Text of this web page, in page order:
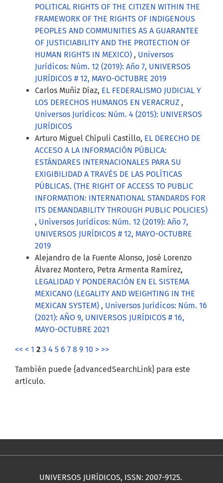
POLITICAL RIGHTS OF THE CITIZEN WITHIN THE
FRAMEWORK OF THE RIGHTS OF INDIGENOUS
PEOPLES AND COMMUNITIES AS A GUARANTEE
OF JUSTICIABILITY AND THE PROTECTION OF
HUMAN RIGHTS IN MEXICO) , Universos
Jurídicos: Núm. 12 (2019): Año 7, UNIVERSOS
JURÍDICOS # 12, MAYO-OCTUBRE 2019
Carlos Muñiz Díaz, EL FEDERALISMO JUDICIAL Y
LOS DERECHOS HUMANOS EN VERACRUZ ,
Universos Jurídicos: Núm. 4 (2015): UNIVERSOS
JURÍDICOS
Arturo Miguel Chípuli Castillo, EL DERECHO DE
ACCESO A LA INFORMACIÓN PÚBLICA:
ESTÁNDARES INTERNACIONALES PARA SU
EXIGIBILIDAD A TRAVÉS DE LAS POLÍTICAS
PÚBLICAS. (THE RIGHT OF ACCESS TO PUBLIC
INFORMATION: INTERNATIONAL STANDARDS FOR
ITS DEMANDABILITY THROUGH PUBLIC POLICIES)
, Universos Jurídicos: Núm. 12 (2019): Año 7,
UNIVERSOS JURÍDICOS # 12, MAYO-OCTUBRE
2019
Alejandro de la Fuente Alonso, José Lorenzo
Álvarez Montero, Petra Armenta Ramírez,
LEGALIDAD Y PONDERACIÓN EN EL SISTEMA
MEXICANO (LEGALITY AND WEIGHTING IN THE
MEXICAN SYSTEM) , Universos Jurídicos: Núm. 16
(2021): AÑO 9, UNIVERSOS JURÍDICOS # 16,
MAYO-OCTUBRE 2021
<< < 1 2 3 4 5 6 7 8 9 10 > >>
También puede {advancedSearchLink} para este
artículo.
UNIVERSOS JURÍDICOS, ISSN: 2007-9125.